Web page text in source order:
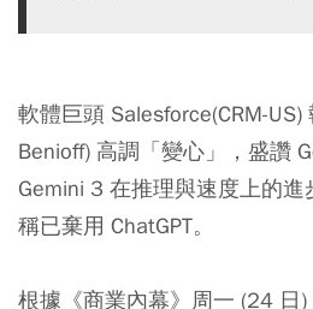
軟體巨頭 Salesforce(CRM-
Benioff) 高調「變心」，盛讚
Gemini 3 在推理與速度上的
稱已棄用 ChatGPT。
根據《商業內幕》周一 (24 日